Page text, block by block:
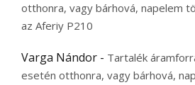
otthonra, vagy bárhová, napelem
az Aferiy P210
Varga Nándor - Tartalék
esetén otthonra, vagy bárhová,